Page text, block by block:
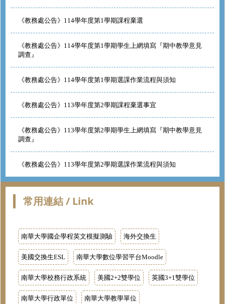
《教務處公告》114學年度第1學期課程棄選
《教務處公告》114學年度第1學期學生上網填寫『期中教學意見
調查』
《教務處公告》114學年度第1學期選課作業流程與須知
《教務處公告》113學年度第2學期課程棄選事宜
《教務處公告》113學年度第2學期學生上網填寫『期中教學意見
調查』
《教務處公告》113學年度第2學期選課作業流程與須知
常用連結 / Link
南華大學國企學程英文模擬測驗 海外交換生
美國交換生ESL 南華大學數位學習平台Moodle
南華大學校務行政系統 美國2+2雙學位 英國3+1雙學位
南華大學行政單位 南華大學教學單位